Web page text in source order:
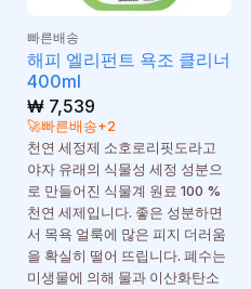
빠른배송
해피 엘리펀트 욕조 클리너
400ml
₩7,539
🚀빠른배송+2
천연 세정제 소호로리핏도라고
야자 유래의 식물성 세정 성분으
로 만들어진 식물계 원료 100 %
천연 세제입니다. 좋은 성분하면
서 목욕 얼룩에 많은 피지 더러움
을 확실히 떨어 뜨립니다. 폐수는
미생물에 의해 물과 이산화탄소